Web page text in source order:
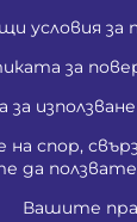
условия за
за
за
на спор,
да
Вашите